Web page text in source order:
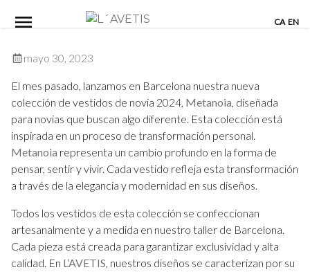
CA EN
mayo 30, 2023
El mes pasado, lanzamos en Barcelona nuestra nueva
colección de vestidos de novia 2024, Metanoia, diseñada
para novias que buscan algo diferente. Esta colección está
inspirada en un proceso de transformación personal.
Metanoia representa un cambio profundo en la forma de
pensar, sentir y vivir. Cada vestido refleja esta transformación
a través de la elegancia y modernidad en sus diseños.
Todos los vestidos de esta colección se confeccionan
artesanalmente y a medida en nuestro taller de Barcelona.
Cada pieza está creada para garantizar exclusividad y alta
calidad. En L’AVETIS, nuestros diseños se caracterizan por su